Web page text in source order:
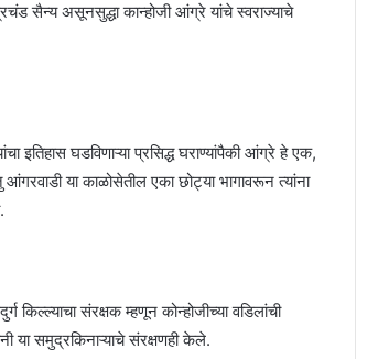
सैन्य असूनसुद्धा कान्होजी आंग्रे यांचे स्वराज्याचे
इतिहास घडविणाऱ्या प्रसिद्ध घराण्यांपैकी आंग्रे हे एक,
या काळोसेतील एका छोट्या भागावरून त्यांना
किल्ल्याचा संरक्षक म्हणून कोन्होजीच्या वडिलांची
या समुद्रकिनाऱ्याचे संरक्षणही केले.